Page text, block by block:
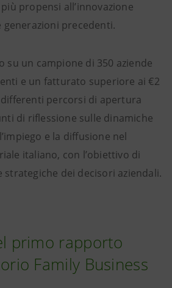
propensi all’innovazione
precedenti.
su un campione di 350 aziende
e un fatturato superiore ai €2
percorsi di apertura
di riflessione sulle dinamiche
e la diffusione nel
italiano, con l’obiettivo di
dei decisori aziendali.
primo rapporto
Family Business